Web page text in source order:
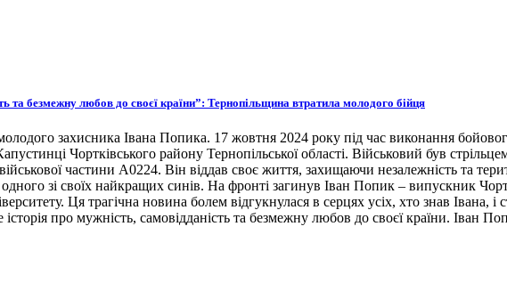
та безмежну любов до своєї країни”: Тернопільщина втратила молодого бійця
захисника Івана Попика. 17 жовтня 2024 року під час виконання
Чортківського району Тернопільської області. Військовий був
частини А0224. Він віддав своє життя, захищаючи незалежність та
зі своїх найкращих синів. На фронті загинув Іван Попик – випускник
Ця трагічна новина болем відгукнулася в серцях усіх, хто знав
про мужність, самовідданість та безмежну любов до своєї країни. Іван